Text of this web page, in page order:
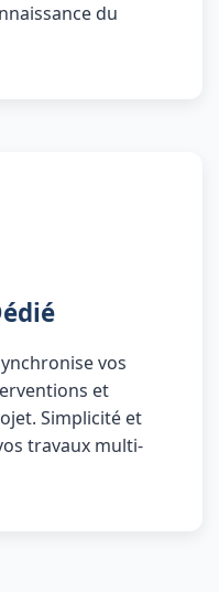
du
vos
et
Simplicité et
travaux multi-